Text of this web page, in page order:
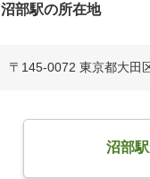
沼部駅の所在地
〒145-0072 東京都大田
沼部